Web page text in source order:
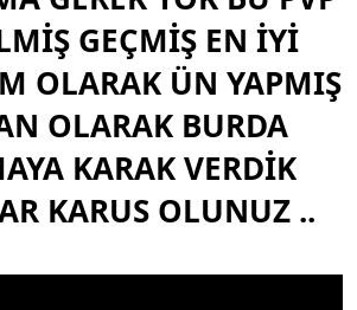
i
h
i
GEÇMİŞ EN İYİ
OLARAK ÜN YAPMIŞ
OLARAK BURDA
KARAK VERDİK
KARUS OLUNUZ ..